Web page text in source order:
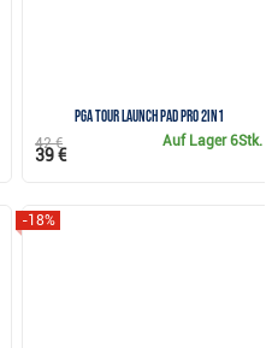
PGA Tour Launch Pad Pro 2in1
Auf Lager6Stk.
42 €
39 €
-18%